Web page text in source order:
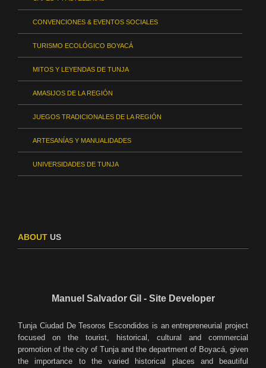
CONVENCIONES & EVENTOS SOCIALES
TURISMO ECOLÓGICO BOYACÁ
MITOS Y LEYENDAS DE TUNJA
AMASIJOS DE LA REGIÓN
JUEGOS TRADICIONALES DE LA REGIÓN
ARTESANÍAS Y MANUALIDADES
UNIVERSIDADES DE TUNJA
ABOUT US
Manuel Salvador Gil - Site Developer
Tunja Ciudad De Tesoros Escondidos is an entrepreneurial project
focused on the tourist, historical, cultural and commercial
promotion of the city of Tunja and the department of Boyacá, given
the importance to the varied historical places and beautiful